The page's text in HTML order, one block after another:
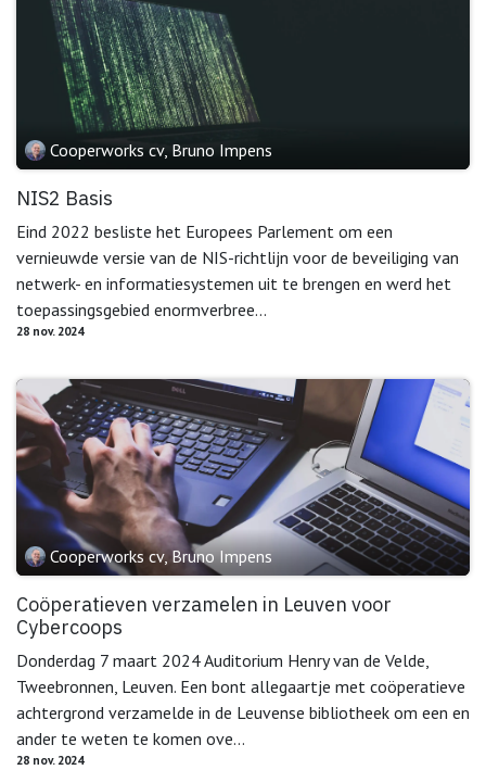
Cooperworks cv, Bruno Impens
NIS2 Basis
Eind 2022 besliste het Europees Parlement om een
vernieuwde versie van de NIS-richtlijn voor de beveiliging van
netwerk- en informatiesystemen uit te brengen en werd het
toepassingsgebied enormverbree...
28 nov. 2024
Cooperworks cv, Bruno Impens
Coöperatieven verzamelen in Leuven voor
Cybercoops
Donderdag 7 maart 2024 Auditorium Henry van de Velde,
Tweebronnen, Leuven. Een bont allegaartje met coöperatieve
achtergrond verzamelde in de Leuvense bibliotheek om een en
ander te weten te komen ove...
28 nov. 2024